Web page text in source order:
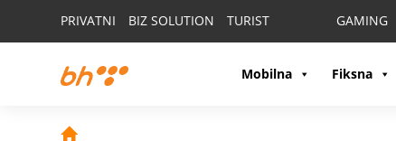
PRIVATNI BIZ SOLUTION TURIST GAMING
Mobilna Fiksna